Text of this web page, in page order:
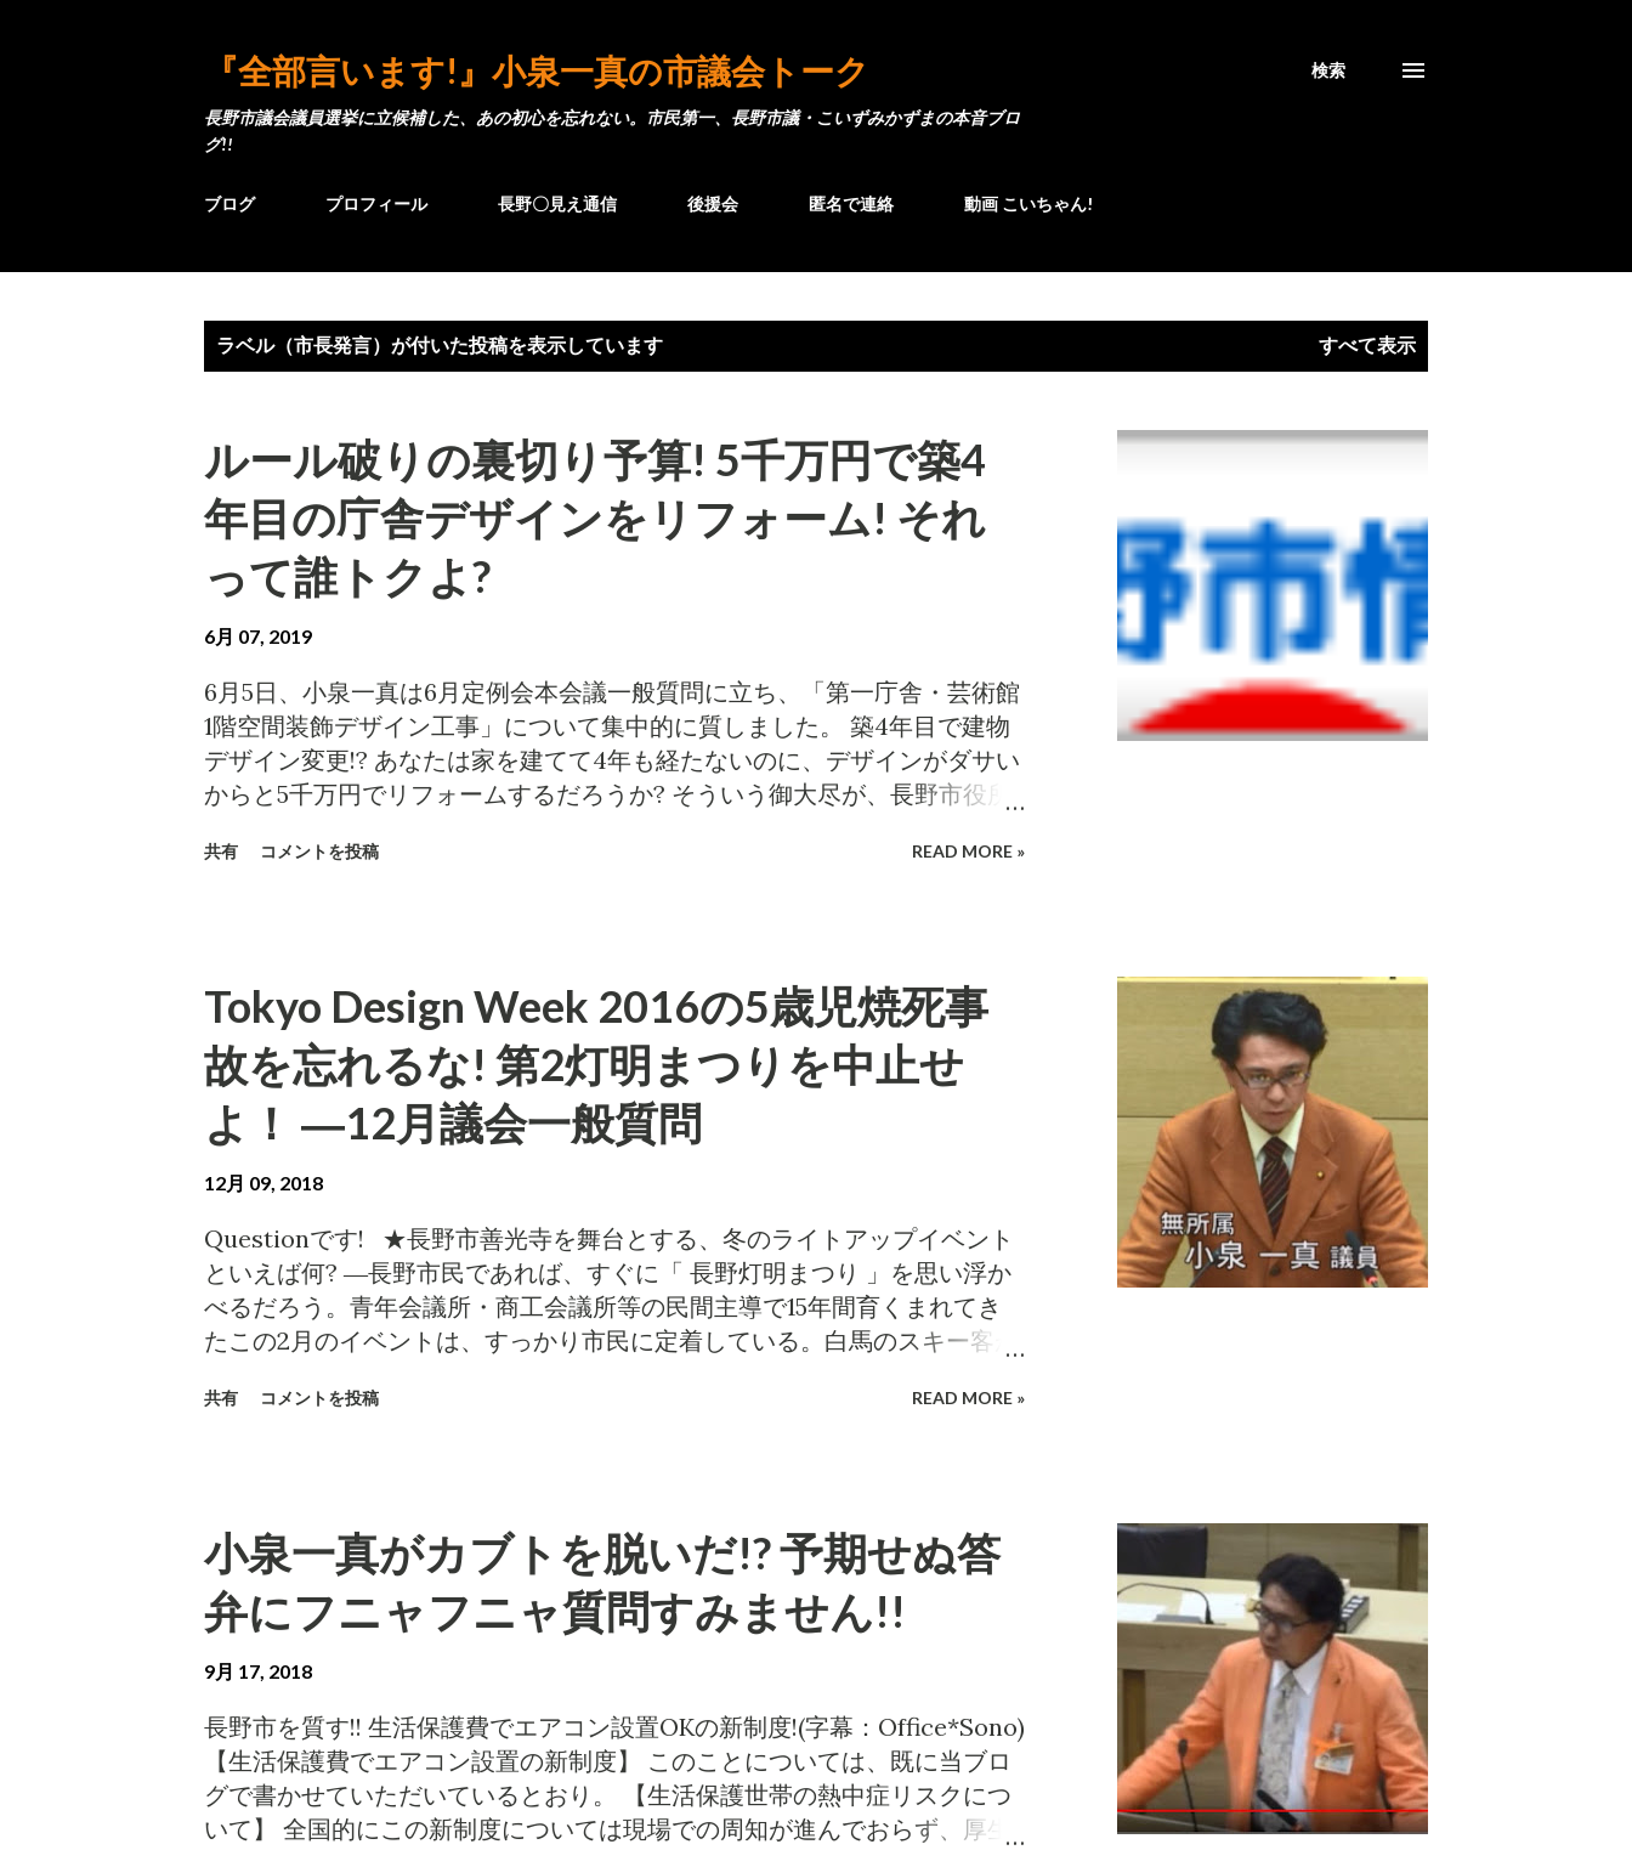
『全部言います!』小泉一真の市議会トーク
長野市議会議員選挙に立候補した、あの初心を忘れない。市民第一、長野市議・こいずみかずまの本音ブロ
グ!!
検索
ブログ プロフィール 長野〇見え通信 後援会 匿名で連絡 動画 こいちゃん!
ラベル（市長発言）が付いた投稿を表示しています すべて表示
ルール破りの裏切り予算! 5千万円で築4
年目の庁舎デザインをリフォーム! それ
って誰トクよ?
6月 07, 2019
6月5日、小泉一真は6月定例会本会議一般質問に立ち、「第一庁舎・芸術館
1階空間装飾デザイン工事」について集中的に質しました。 築4年目で建物
デザイン変更!? あなたは家を建てて4年も経たないのに、デザインがダサい
からと5千万円でリフォームするだろうか? そういう御大尽が、長野市役所
空間装飾デザイン工事」は不可思議な事業だ。 信濃毎日新聞も 今年4月20
と、「第一庁舎から芸術館各ホールまでの動線が分かりにくいとの利用者
の声に答える。ついでに、庁舎から芸術館に至るルートに非日常性を持た
せる空間装飾デザインを施す」ということになる。 この「非日常性」とい
う言葉が、どうにも小泉にはピンとこない。まあ、百歩譲って芸術館には
そんなものがあっても良いかもしれない。が、設計・建設の段階で、ホー
ル施設が持つべき意匠性には十分考慮された筈だ。よって後付けのデザイ
ン工事など不要。第一庁舎は市職員の仕事場であり、機能的であればよ
い。よって後付けのデザイン工事など不要。 小泉は機能面の問題と意匠面
の問題は、分けるべきだと考える。なるほどホールへの道筋の案内は、充
実した方が親切だろうし、市の施設が備えるべき機能でもある。そのため
にデザインを統一した看板設置程度は行ってよい。しかし、それを「空間
サービス提供にまで支障があるとは考えにくい。「装飾」は機能とは関係
誰トクなの? 第一庁舎フロア にほんブログ村ランキング参加中 決めたルー
ルを自分で破る！ 市民を裏切るチート予算 これからの世の中、施設の維
持・更新にカネがかかるが、人口減少に伴い利用者も税収も減っていく。
だか...
共有 コメントを投稿 READ MORE »
Tokyo Design Week 2016の5歳児焼死事
故を忘れるな! 第2灯明まつりを中止せ
よ！ ―12月議会一般質問
12月 09, 2018
Questionです! ★長野市善光寺を舞台とする、冬のライトアップイベント
といえば何? ―長野市民であれば、すぐに「 長野灯明まつり 」を思い浮か
べるだろう。青年会議所・商工会議所等の民間主導で15年間育くまれてき
たこの2月のイベントは、すっかり市民に定着している。白馬のスキー客が
長野市の宝と言える存在だ。 ところが、灯明まつりのコンセプトに競合す
と、民間がコツコツと積み上げてきたブランド力を流用する強かなマーケ
ティングのテクニックに敬意を表して、当ブログではそう略称させていた
だく。 第2灯明まつりに疑義あり!! 小泉は、このイベントに絞り、 今月6
日、一般質問に立った。質問時間の全部を一つのテーマに注ぎ込んだの
は、小泉としては初めてだ。それでも質問時間は充分ではなかった。 質問
に立つ小泉―長野市議会動画配信ページにリンク http://www.nagano-
city.stream.jfit.co.jp/?tpl=play_vod&inquiry_id=2528 火災で5歳男児が死
亡―問題未解決の委託先団体 市は第2灯明まつりの実行委員会を組織し、
6100万円を交付。実行委は一者随意契約で善光寺ライトアップ等を在京の
NPOに委託発注した。契約額は4100万円。 ところが、このNPOには未解決
共有 コメントを投稿 READ MORE »
小泉一真がカブトを脱いだ!? 予期せぬ答
弁にフニャフニャ質問すみません!!
9月 17, 2018
長野市を質す!! 生活保護費でエアコン設置OKの新制度!(字幕：Office*Sono)
【生活保護費でエアコン設置の新制度】 このことについては、既に当ブロ
グで書かせていただいているとおり。 【生活保護世帯の熱中症リスクにつ
いて】 全国的にこの新制度については現場での周知が進んでおらず、厚生